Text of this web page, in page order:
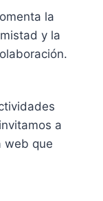
la
y la
a
web que